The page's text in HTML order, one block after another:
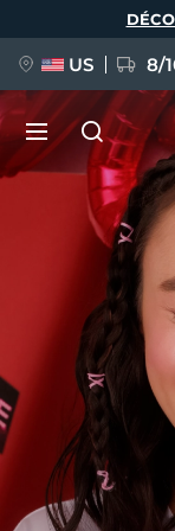
US 8/
NOUVEAU
FAQ™ Pure
BREAKING
issa™ Teeth
Langue
English
Français
Polski
Türkçe